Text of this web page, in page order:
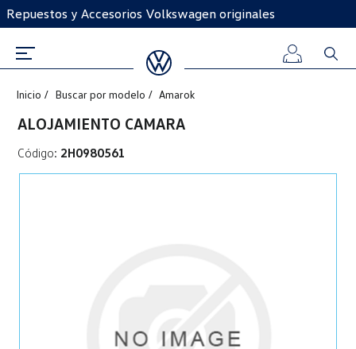
Repuestos y Accesorios Volkswagen originales
Inicio Buscar por modelo Amarok
ALOJAMIENTO CAMARA
Código: 2H0980561